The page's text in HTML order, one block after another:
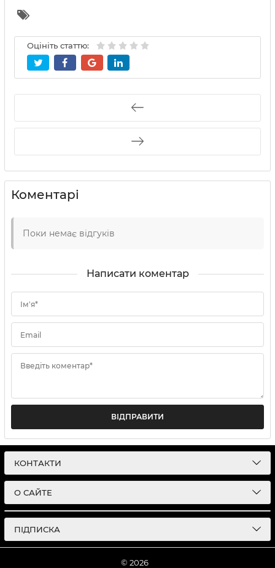
Оцініть статтю:
Коментарі
Поки немає відгуків
Написати коментар
Ім'я*
Email
Введіть коментар*
ВІДПРАВИТИ
КОНТАКТИ
О САЙТЕ
ПІДПИСКА
© 2026